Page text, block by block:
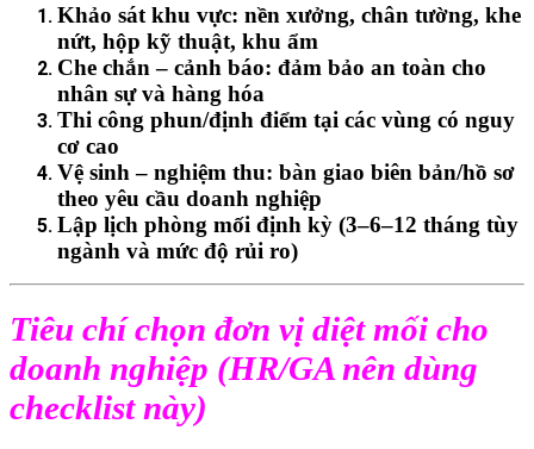
Khảo sát khu vực: nền xưởng, chân tường, khe
nứt, hộp kỹ thuật, khu ẩm
Che chắn – cảnh báo: đảm bảo an toàn cho
nhân sự và hàng hóa
Thi công phun/định điểm tại các vùng có nguy
cơ cao
Vệ sinh – nghiệm thu: bàn giao biên bản/hồ sơ
theo yêu cầu doanh nghiệp
Lập lịch phòng mối định kỳ (3–6–12 tháng tùy
ngành và mức độ rủi ro)
Tiêu chí chọn đơn vị diệt mối cho
doanh nghiệp (HR/GA nên dùng
checklist này)